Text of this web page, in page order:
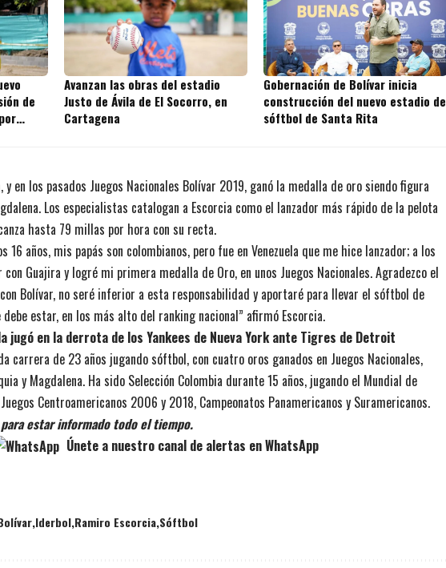
de
Avanzan las obras del estadio
Justo de Ávila de El Socorro, en
Cartagena
Gobernación de Bolívar inicia
construcción del nuevo estadio de
sóftbol de Santa Rita
y en los pasados Juegos Nacionales Bolívar 2019, ganó la medalla de oro siendo figura
Los especialistas catalogan a Escorcia como el lanzador más rápido de la pelota
hasta 79 millas por hora con su recta.
16 años, mis papás son colombianos, pero fue en Venezuela que me hice lanzador; a los
Guajira y logré mi primera medalla de Oro, en unos Juegos Nacionales. Agradezco el
Bolívar, no seré inferior a esta responsabilidad y aportaré para llevar el sóftbol de
estar, en los más alto del ranking nacional” afirmó Escorcia.
jugó en la derrota de los Yankees de Nueva York ante Tigres de Detroit
carrera de 23 años jugando sóftbol, con cuatro oros ganados en Juegos Nacionales,
y Magdalena. Ha sido Selección Colombia durante 15 años, jugando el Mundial de
Centroamericanos 2006 y 2018, Campeonatos Panamericanos y Suramericanos.
estar informado todo el tiempo.
Únete a nuestro canal de alertas en WhatsApp
Iderbol Ramiro Escorcia Sóftbol